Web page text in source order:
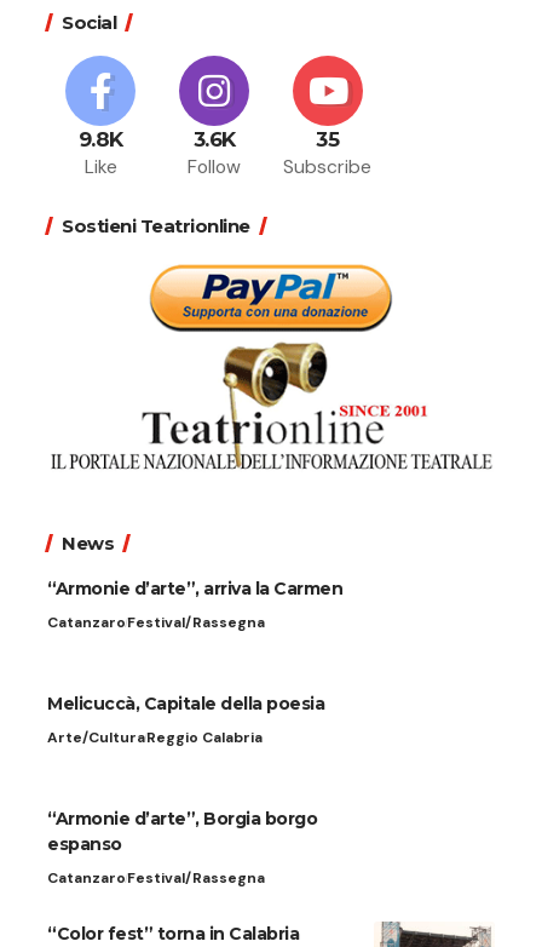
Social
9.8K
Like
3.6K
Follow
35
Subscribe
Sostieni Teatrionline
News
“Armonie d’arte”, arriva la Carmen
CatanzaroFestival/Rassegna
Melicuccà, Capitale della poesia
Arte/CulturaReggio Calabria
“Armonie d’arte”, Borgia borgo
espanso
CatanzaroFestival/Rassegna
“Color fest” torna in Calabria